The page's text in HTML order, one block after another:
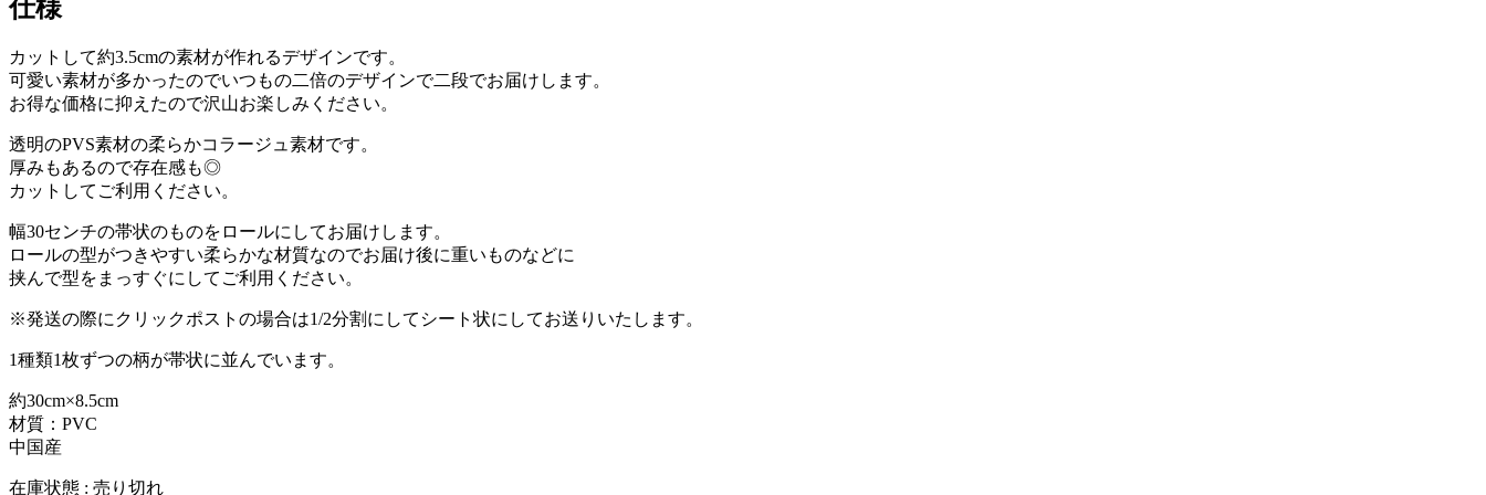
仕様
カットして約3.5cmの素材が作れるデザインです。
可愛い素材が多かったのでいつもの二倍のデザインで二段でお届けします。
お得な価格に抑えたので沢山お楽しみください。
透明のPVS素材の柔らかコラージュ素材です。
厚みもあるので存在感も◎
カットしてご利用ください。
幅30センチの帯状のものをロールにしてお届けします。
ロールの型がつきやすい柔らかな材質なのでお届け後に重いものなどに
挟んで型をまっすぐにしてご利用ください。
※発送の際にクリックポストの場合は1/2分割にしてシート状にしてお送りいたします。
1種類1枚ずつの柄が帯状に並んでいます。
約30cm×8.5cm
材質：PVC
中国産
在庫状態 : 売り切れ